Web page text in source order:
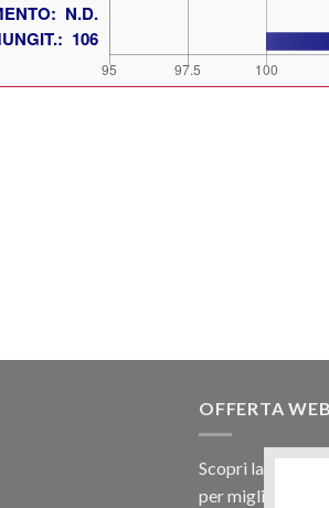
OFFERTA
Scopri la nostra
per migliaia di